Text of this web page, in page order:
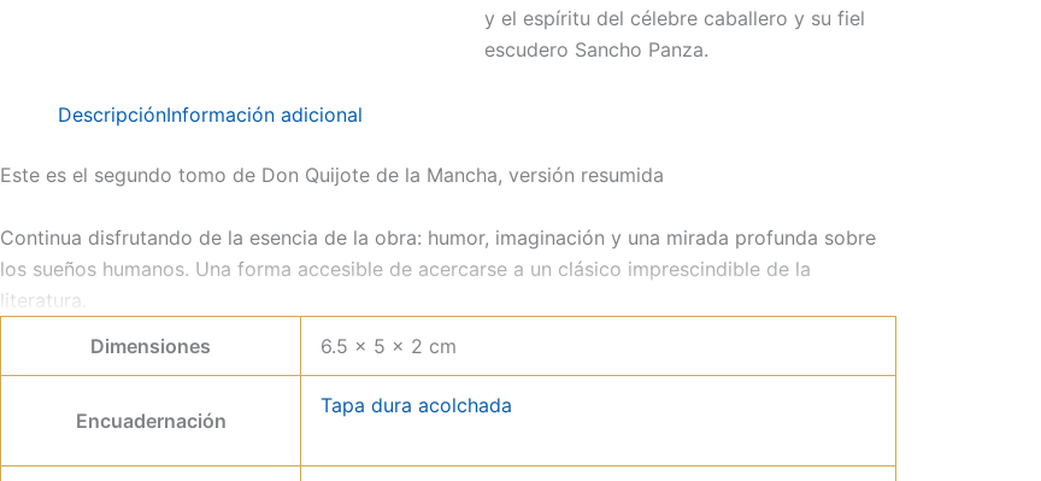
y el espíritu del célebre caballero y su fiel
escudero Sancho Panza.
DescripciónInformación adicional
Este es el segundo tomo de Don Quijote de la Mancha, versión resumida
Continua disfrutando de la esencia de la obra: humor, imaginación y una mirada profunda sobre
los sueños humanos. Una forma accesible de acercarse a un clásico imprescindible de la
literatura.
Dimensiones
6.5 × 5 × 2 cm
Encuadernación
Tapa dura acolchada